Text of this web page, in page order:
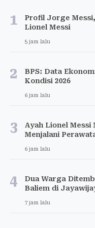
1
Profil Jorge
Lionel Messi
5 jam lalu
2
BPS: Data
Kondisi 2026
6 jam lalu
3
Ayah Lionel Messi
Menjalani
6 jam lalu
4
Dua Warga
Baliem di
7 jam lalu